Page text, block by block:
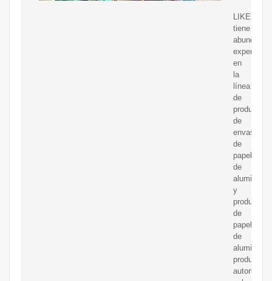
LIKEE
tiene
abundante
en
la
línea
de
producción
de
envases
de
papel
de
aluminio
y
productos
de
papel
de
aluminio.
producción
automática